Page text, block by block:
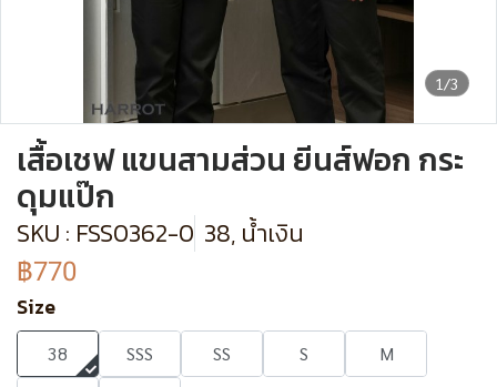
1/3
เสื้อเชฟ แขนสามส่วน ยีนส์ฟอก กระ
ดุมแป๊ก
SKU : FSS0362-0 38, น้ำเงิน
฿770
Size
38 SSS SS S
M